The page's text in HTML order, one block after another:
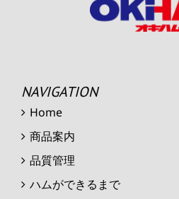
NAVIGATION
Home
商品案内
品質管理
ハムができるまで